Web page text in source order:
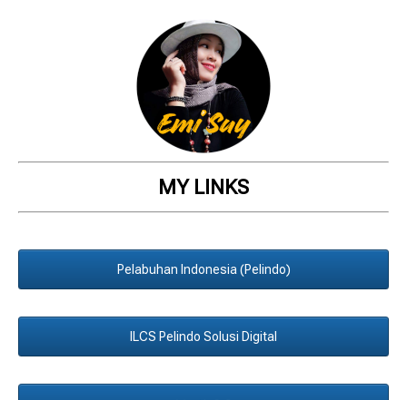
MY LINKS
Pelabuhan Indonesia (Pelindo)
ILCS Pelindo Solusi Digital